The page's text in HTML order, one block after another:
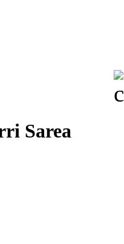
Sarea